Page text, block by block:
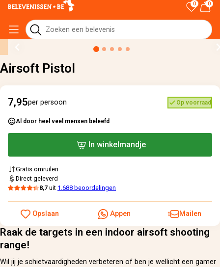
0 0
› Airsoft Pistol
Airsoft Pistol
Raak de targets in een indoor airsoft shooting
range!
Wil jij je schietvaardigheden verbeteren of ben je wellicht een gamer
7,95per persoon Op voorraad
Al door heel veel mensen beleefd
In winkelmandje
Gratis omruilen
Direct geleverd
8,7 uit 1.688 beoordelingen
Opslaan Appen Mailen